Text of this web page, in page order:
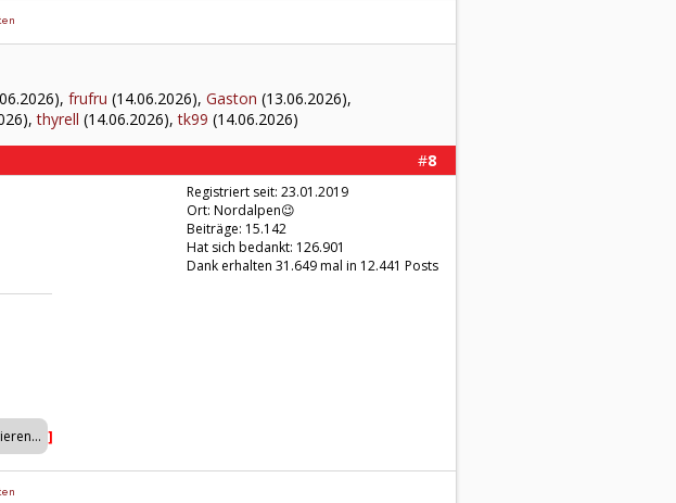
frufru (14.06.2026), Gaston (13.06.2026),
thyrell (14.06.2026),tk99 (14.06.2026)
#8
Registriert seit: 23.01.2019
Ort: Nordalpen😉
Beiträge: 15.142
Hat sich bedankt: 126.901
Dank erhalten 31.649 mal in 12.441 Posts
]